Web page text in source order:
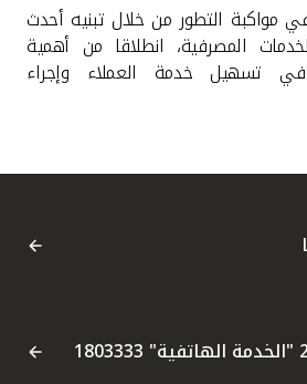
مواكبة التطور من خلال تبنيه أحدث
المصرفية، انطلاقا من أهمية
في تسهيل خدمة العملاء وإجراء